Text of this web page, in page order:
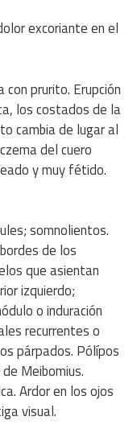
excoriante en el
con prurito. Erupción
los costados de la
cambia de lugar al
del cuero
y muy fétido.
somnolientos.
de los
que asientan
izquierdo;
o induración
recurrentes o
párpados. Pólípos
Meibomius.
Ardor en los ojos
visual.